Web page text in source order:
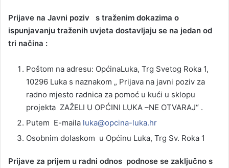
Prijave na Javni poziv s traženim dokazima o
ispunjavanju traženih uvjeta dostavljaju se na jedan od
tri načina :
Poštom na adresu: OpćinaLuka, Trg Svetog Roka 1,
10296 Luka s naznakom „ Prijava na javni poziv za
radno mjesto radnica za pomoć u kući u sklopu
projekta ZAŽELI U OPĆINI LUKA –NE OTVARAJ“ .
Putem E-maila luka@opcina-luka.hr
Osobnim dolaskom u Općinu Luka, Trg Sv. Roka 1
Prijave za prijem u radni odnos podnose se zaključno s